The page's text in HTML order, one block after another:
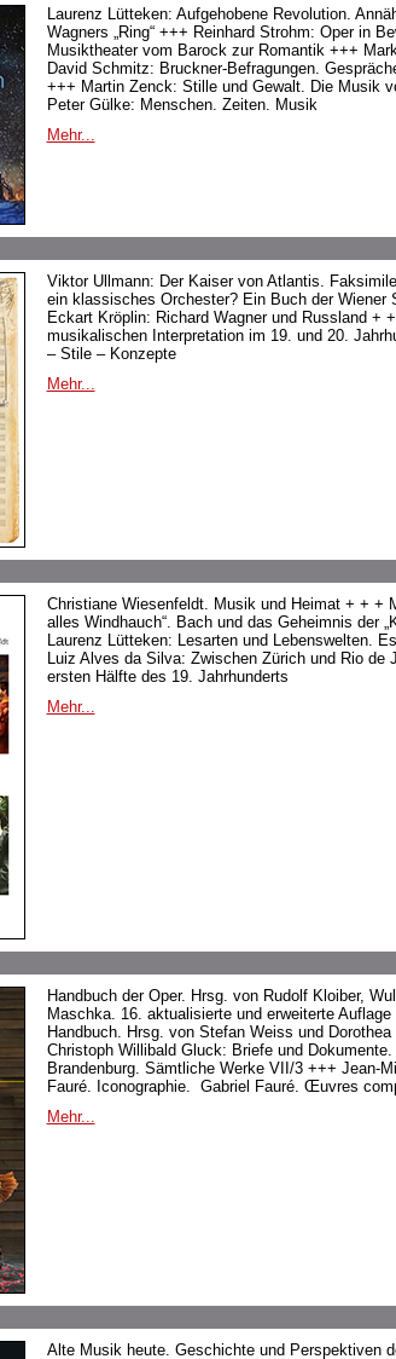
Laurenz Lütteken: Aufgehobene Revolution.
Wagners „Ring“ +++ Reinhard Strohm: Oper in
Musiktheater vom Barock zur Romantik +++
David Schmitz: Bruckner-Befragungen.
+++ Martin Zenck: Stille und Gewalt. Die Musik
Peter Gülke: Menschen. Zeiten. Musik
Mehr...
Viktor Ullmann: Der Kaiser von Atlantis.
ein klassisches Orchester? Ein Buch der Wiener
Eckart Kröplin: Richard Wagner und Russland +
musikalischen Interpretation im 19. und 20.
– Stile – Konzepte
Mehr...
Christiane Wiesenfeldt. Musik und Heimat + + +
alles Windhauch“. Bach und das Geheimnis der
Laurenz Lütteken: Lesarten und Lebenswelten.
Luiz Alves da Silva: Zwischen Zürich und Rio de
ersten Hälfte des 19. Jahrhunderts
Mehr...
Handbuch der Oper. Hrsg. von Rudolf Kloiber,
Maschka. 16. aktualisierte und erweiterte
Handbuch. Hrsg. von Stefan Weiss und
Christoph Willibald Gluck: Briefe und
Brandenburg. Sämtliche Werke VII/3 +++ Jean-
Fauré. Iconographie. Gabriel Fauré. Œuvres
Mehr...
Alte Musik heute. Geschichte und Perspektiven